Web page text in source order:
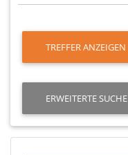
TREFFER ANZEIGEN
ERWEITERTE SUCHE